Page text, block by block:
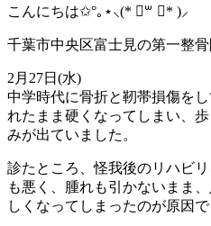
こんにちは✩°｡⋆⸜(* ॑꒳ ॑* )⸝
千葉市中央区富士見の第一整骨
2月27日(水)
中学時代に骨折と靭帯損傷を
れたまま硬くなってしまい、
みが出ていました。
診たところ、怪我後のリハビ
も悪く、腫れも引かないまま
しくなってしまったのが原因で